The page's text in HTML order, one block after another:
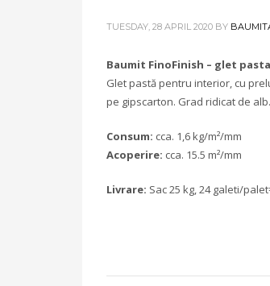
TUESDAY, 28 APRIL 2020 BY
Baumit FinoFinish – glet
Glet pastă pentru interior, cu
pe gipscarton. Grad ridicat de
Consum: cca. 1,6 kg/m²/mm
Acoperire: cca. 15.5 m²/mm
Livrare: Sac 25 kg, 24 galeti/